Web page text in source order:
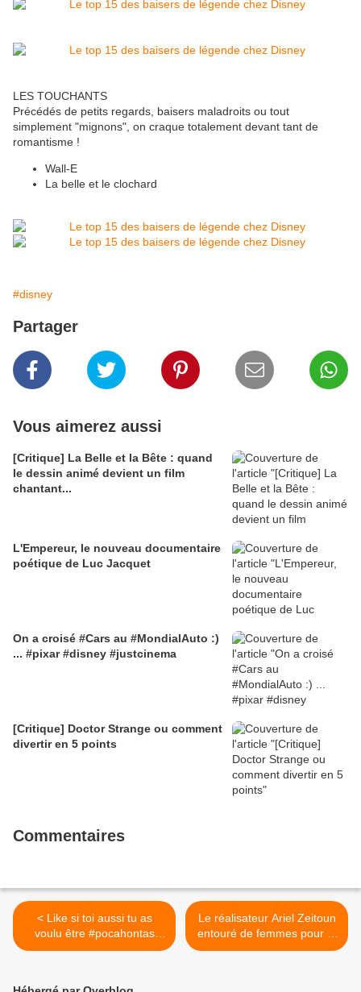
LES TOUCHANTS
Précédés de petits regards, baisers maladroits ou tout
simplement "mignons", on craque totalement devant tant de
romantisme !
Wall-E
La belle et le clochard
#disney
Partager
Vous aimerez aussi
[Critique] La Belle et la Bête : quand
le dessin animé devient un film
chantant...
L'Empereur, le nouveau documentaire
poétique de Luc Jacquet
On a croisé #Cars au #MondialAuto :)
... #pixar #disney #justcinema
[Critique] Doctor Strange ou comment
divertir en 5 points
Commentaires
< Like si toi aussi tu as
voulu être #pocahontas
dans cette scène qd t'étais
Le réalisateur Ariel Zeitoun
entouré de femmes pour le
Q/R sur #Angelique ;-) cc